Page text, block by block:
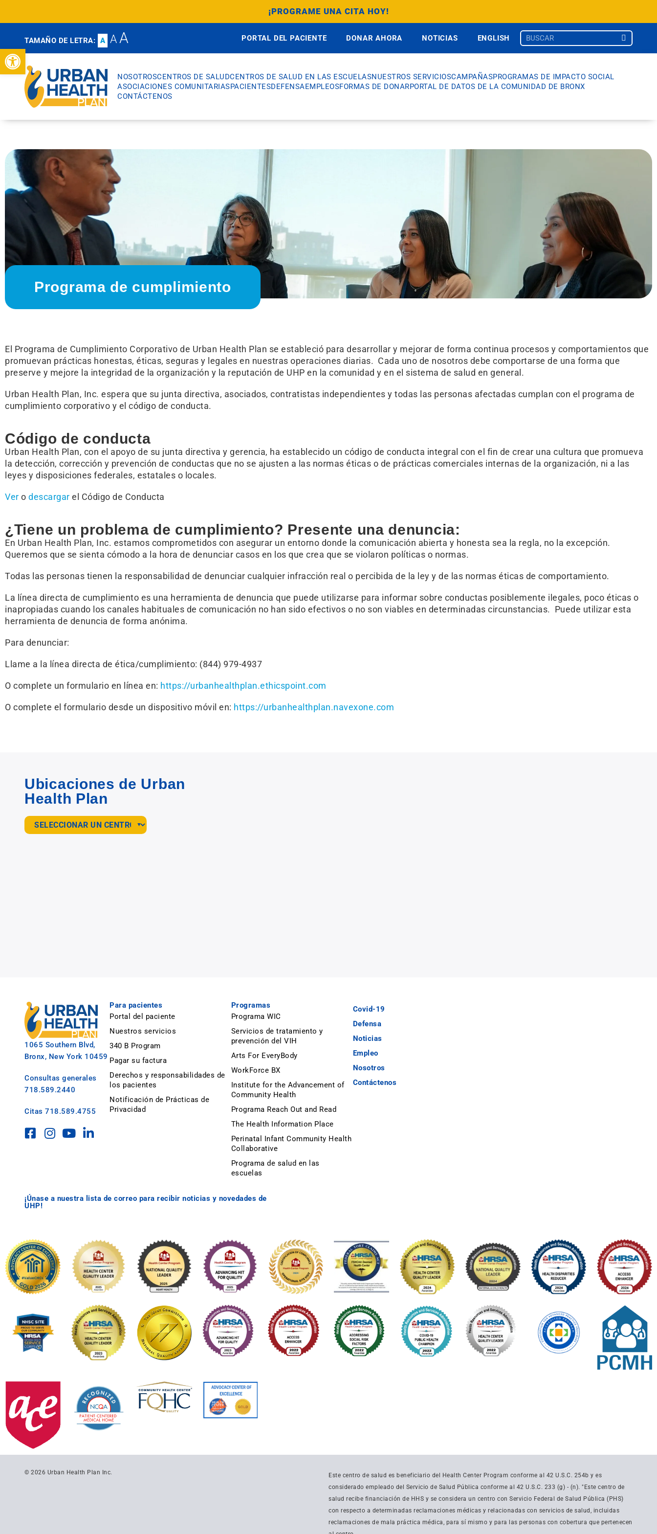
¡PROGRAME UNA CITA HOY!
TAMAÑO DE LETRA: A AA PORTAL DEL PACIENTE DONAR AHORA NOTICIAS ENGLISH
NOSOTROSCENTROS DE SALUDCENTROS DE SALUD EN LAS ESCUELASNUESTROS SERVICIOSCAMPAÑASPROGRAMAS DE IMPACTO SOCIAL
ASOCIACIONES COMUNITARIASPACIENTESDEFENSAEMPLEOSFORMAS DE DONARPORTAL DE DATOS DE LA COMUNIDAD DE BRONX
CONTÁCTENOS
Programa de cumplimiento
El Programa de Cumplimiento Corporativo de Urban Health Plan se estableció para desarrollar y mejorar de forma continua procesos y comportamientos que
promuevan prácticas honestas, éticas, seguras y legales en nuestras operaciones diarias. Cada uno de nosotros debe comportarse de una forma que
preserve y mejore la integridad de la organización y la reputación de UHP en la comunidad y en el sistema de salud en general.
Urban Health Plan, Inc. espera que su junta directiva, asociados, contratistas independientes y todas las personas afectadas cumplan con el programa de
cumplimiento corporativo y el código de conducta.
Código de conducta
Urban Health Plan, con el apoyo de su junta directiva y gerencia, ha establecido un código de conducta integral con el fin de crear una cultura que promueva
la detección, corrección y prevención de conductas que no se ajusten a las normas éticas o de prácticas comerciales internas de la organización, ni a las
leyes y disposiciones federales, estatales o locales.
Ver o descargar el Código de Conducta
¿Tiene un problema de cumplimiento? Presente una denuncia:
En Urban Health Plan, Inc. estamos comprometidos con asegurar un entorno donde la comunicación abierta y honesta sea la regla, no la excepción.
Queremos que se sienta cómodo a la hora de denunciar casos en los que crea que se violaron políticas o normas.
Todas las personas tienen la responsabilidad de denunciar cualquier infracción real o percibida de la ley y de las normas éticas de comportamiento.
La línea directa de cumplimiento es una herramienta de denuncia que puede utilizarse para informar sobre conductas posiblemente ilegales, poco éticas o
inapropiadas cuando los canales habituales de comunicación no han sido efectivos o no son viables en determinadas circunstancias. Puede utilizar esta
herramienta de denuncia de forma anónima.
Para denunciar:
Llame a la línea directa de ética/cumplimiento: (844) 979-4937
O complete un formulario en línea en: https://urbanhealthplan.ethicspoint.com
O complete el formulario desde un dispositivo móvil en: https://urbanhealthplan.navexone.com
Ubicaciones de Urban
Health Plan
1065 Southern Blvd,
Bronx, New York 10459
Consultas generales
718.589.2440
Citas 718.589.4755
Para pacientes
Portal del paciente
Nuestros servicios
340 B Program
Pagar su factura
Derechos y responsabilidades de
los pacientes
Notificación de Prácticas de
Privacidad
Programas
Programa WIC
Servicios de tratamiento y
prevención del VIH
Arts For EveryBody
WorkForce BX
Institute for the Advancement of
Community Health
Programa Reach Out and Read
The Health Information Place
Perinatal Infant Community Health
Collaborative
Programa de salud en las
escuelas
Covid-19
Defensa
Noticias
Empleo
Nosotros
Contáctenos
¡Únase a nuestra lista de correo para recibir noticias y novedades de
UHP!
© 2026 Urban Health Plan Inc.
Este centro de salud es beneficiario del Health Center Program conforme al 42 U.S.C. 254b y es
considerado empleado del Servicio de Salud Pública conforme al 42 U.S.C. 233 (g) - (n). "Este centro de
salud recibe financiación de HHS y se considera un centro con Servicio Federal de Salud Pública (PHS)
con respecto a determinadas reclamaciones médicas y relacionadas con servicios de salud, incluidas
reclamaciones de mala práctica médica, para sí mismo y para las personas con cobertura que pertenecen
Abrir barra de herramientas